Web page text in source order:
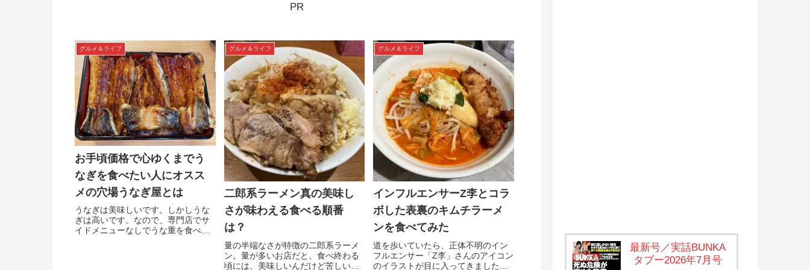
PR
グルメ＆ライフ
お手頃価格で心ゆくまでう
なぎを食べたい人にオスス
メの穴場うなぎ屋とは
うなぎは美味しいです。しかしうな
ぎは高いです。なので、専門店でサ
イドメニューなしでうな重を食べて
グルメ＆ライフ
二郎系ラーメン真の美味し
さが味わえる食べる順番
は？
量の半端なさが特徴の二郎系ラーメ
ン。量が多いお店だと、食べ終わる
頃には、美味しいんだけど苦しいと
グルメ＆ライフ
インフルエンサーZ李とコラ
ボした表裏のキムチラーメ
ンを食べてみた
道を歩いていたら、正体不明のイン
フルエンサー「Z李」さんのアイコン
のイラストが目に入ってきました。
最新号／実話BUNKA
タブー2026年7月号